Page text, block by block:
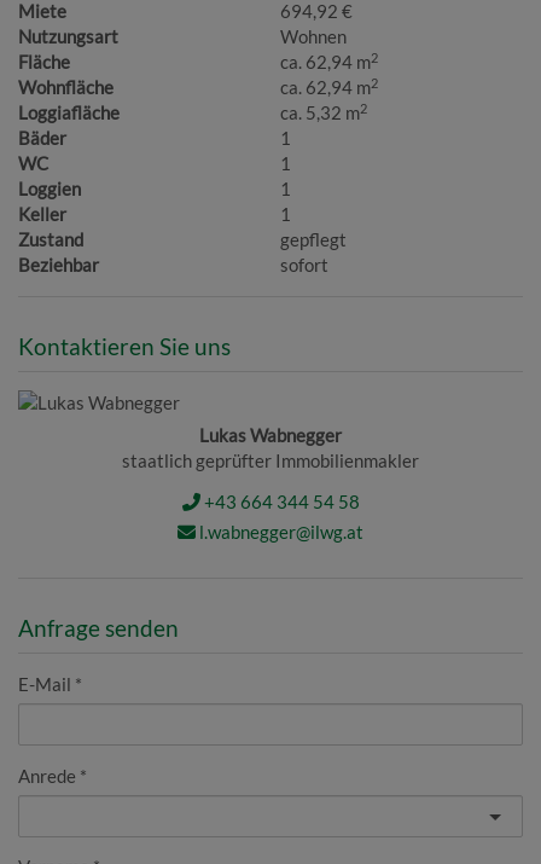
Miete
694,92 €
Nutzungsart
Wohnen
Fläche
ca. 62,94 m2
Wohnfläche ca. 62,94 m2
Loggiafläche ca. 5,32 m2
Bäder
1
WC
1
Loggien
1
Keller
1
Zustand
gepflegt
Beziehbar
sofort
Kontaktieren Sie uns
Lukas Wabnegger
staatlich geprüfter Immobilienmakler
+43 664 344 54 58
l.wabnegger@ilwg.at
Anfrage senden
E-Mail
Anrede